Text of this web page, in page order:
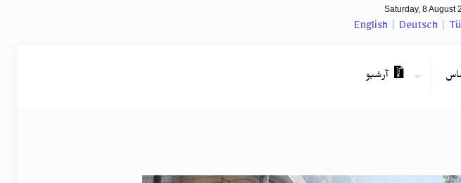
Saturday, 8 August
English | Deutsch |
آرشیو